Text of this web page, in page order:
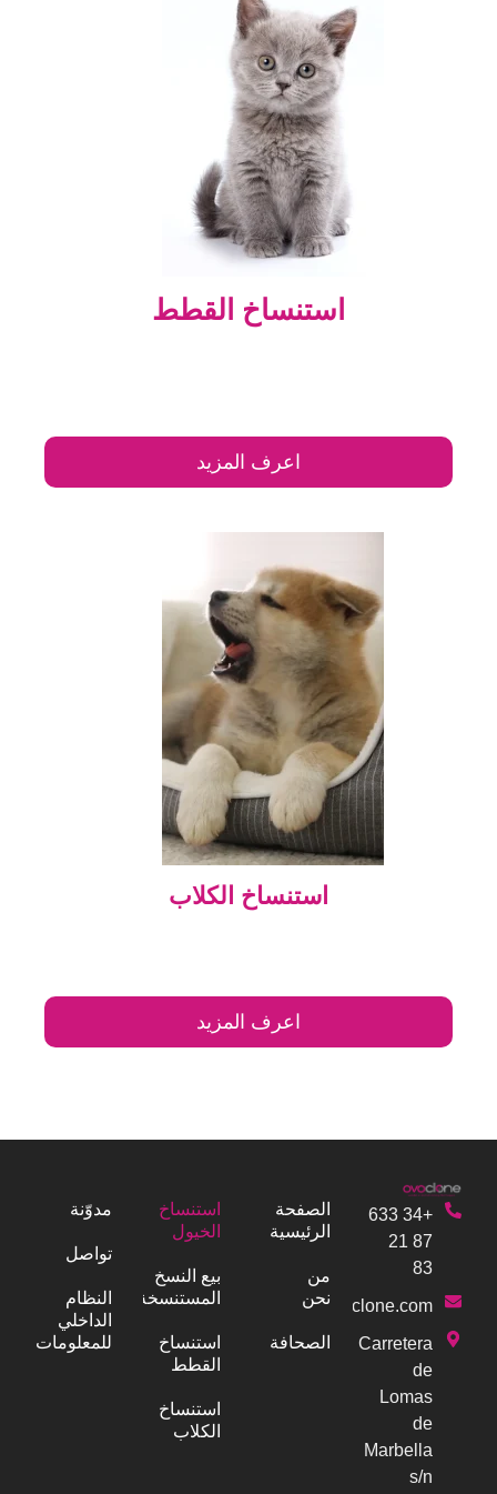
استنساخ القطط
اعرف المزيد
استنساخ الكلاب
اعرف المزيد
+34 633
87 21
83
info@ovoclone.com
Carretera
de
Lomas
de
Marbella
s/n
الصفحة
الرئيسية
من
نحن
الصحافة
استنساخ
الخيول
بيع النسخ
المستنسخة
استنساخ
القطط
استنساخ
الكلاب
مدوّنة
تواصل
النظام
الداخلي
للمعلومات